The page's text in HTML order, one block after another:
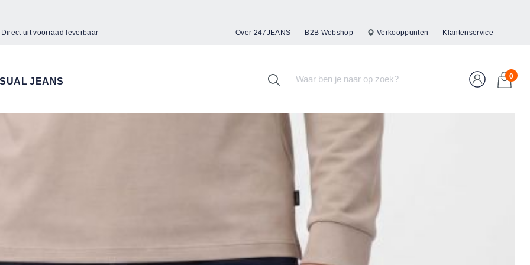
Direct uit voorraad leverbaar Over 247JEANS B2B Webshop Verkooppunten Klantenservice
JEANS
0